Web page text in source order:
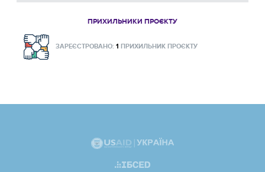
ПРИХИЛЬНИКИ ПРОЄКТУ
ЗАРЕЄСТРОВАНО:1 ПРИХИЛЬНИК ПРОЄКТУ